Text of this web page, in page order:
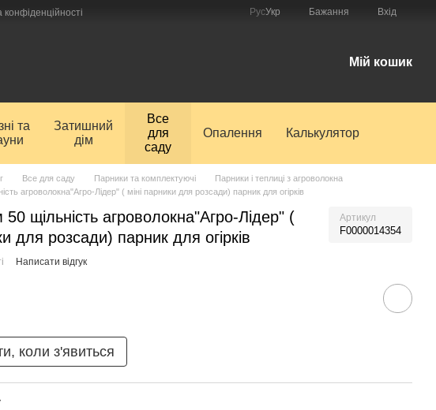
конфіденційності РусУкр Бажання Вхід
Мій кошик
та
Затишний
дім
Все
для
саду
Опалення Калькулятор
Все для саду Парники та комплектуючі
Парники і теплиці з агроволокна
агроволокна"Агро-Лідер" ( міні парники для розсади) парник для огірків
щільність агроволокна"Агро-Лідер" (
для розсади) парник для огірків
Артикул
F0000014354
Написати відгук
коли з'явиться